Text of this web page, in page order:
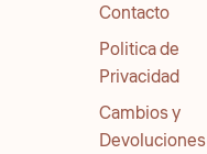
Contacto
Politica de
Privacidad
Cambios y
Devoluciones